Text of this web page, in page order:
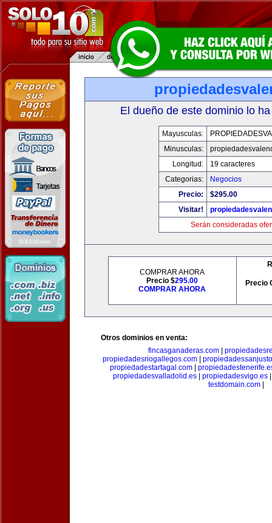
El dueño de este dominio lo
Mayusculas:
Minusculas:
Longitud:
19 caracteres
Categorias:
Negocios
Precio:
$295.00
Visitar!
Serán consideradas
COMPRAR AHORA
Precio $295.00
COMPRAR AHORA
Precio
Otros dominios en venta:
fincasganaderas.com|
propiedadesriogallegos.com|
propiedadestartagal.com|
propiedadesvalladolid.es
propiedadesvigo.es
testdomain.com